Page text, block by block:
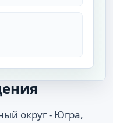
округ - Югра,